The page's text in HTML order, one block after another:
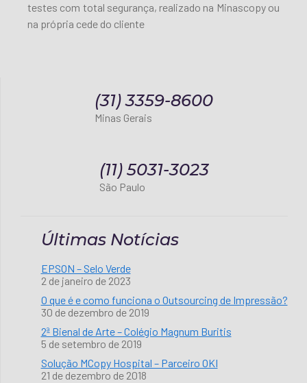
testes com total segurança, realizado na Minascopy ou
na própria cede do cliente
(31) 3359-8600
Minas Gerais
(11) 5031-3023
São Paulo
Últimas Notícias
EPSON – Selo Verde
2 de janeiro de 2023
O que é e como funciona o Outsourcing de Impressão?
30 de dezembro de 2019
2ª Bienal de Arte – Colégio Magnum Buritis
5 de setembro de 2019
Solução MCopy Hospital – Parceiro OKI
21 de dezembro de 2018